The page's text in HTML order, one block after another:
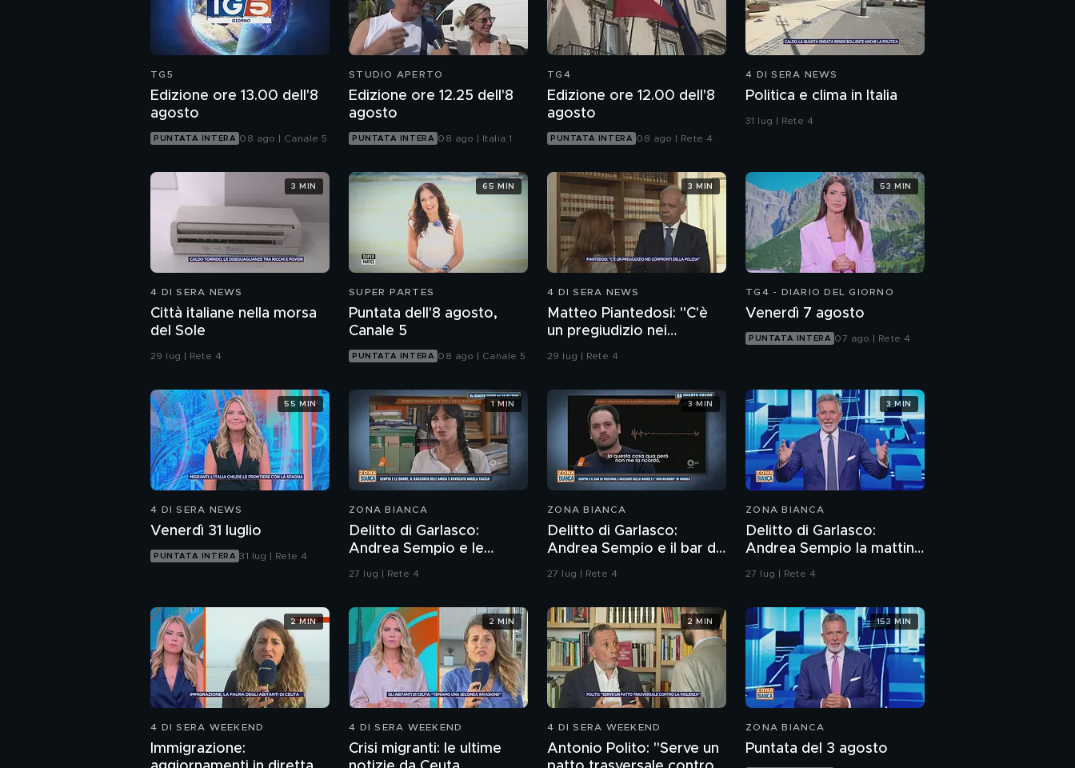
TG5
Edizione ore 13.00 dell'8
agosto
PUNTATA INTERA 08 ago | Canale 5
STUDIO APERTO
Edizione ore 12.25 dell'8
agosto
PUNTATA INTERA 08 ago | Italia 1
TG4
Edizione ore 12.00 dell'8
agosto
PUNTATA INTERA 08 ago | Rete 4
4 DI SERA NEWS
Politica e clima in Italia
31 lug | Rete 4
4 DI SERA NEWS
Città italiane nella morsa
del Sole
29 lug | Rete 4
3 MIN
SUPER PARTES
Puntata dell'8 agosto,
Canale 5
PUNTATA INTERA 08 ago | Canale 5
65 MIN
4 DI SERA NEWS
Matteo Piantedosi: "C'è
un pregiudizio nei
confronti della polizia"
29 lug | Rete 4
3 MIN
TG4 - DIARIO DEL GIORNO
Venerdì 7 agosto
PUNTATA INTERA 07 ago | Rete 4
53 MIN
4 DI SERA NEWS
Venerdì 31 luglio
PUNTATA INTERA 31 lug | Rete 4
55 MIN
ZONA BIANCA
Delitto di Garlasco:
Andrea Sempio e le
donne, il racconto
27 lug | Rete 4
1 MIN
ZONA BIANCA
Delitto di Garlasco:
Andrea Sempio e il bar di
Vigevano e i racconti
27 lug | Rete 4
3 MIN
ZONA BIANCA
Delitto di Garlasco:
Andrea Sempio la mattina
del delitto è stato in un
27 lug | Rete 4
3 MIN
4 DI SERA WEEKEND
Immigrazione:
2 MIN
4 DI SERA WEEKEND
Crisi migranti: le ultime
2 MIN
4 DI SERA WEEKEND
Antonio Polito: "Serve un
2 MIN
ZONA BIANCA
Puntata del 3 agosto
153 MIN